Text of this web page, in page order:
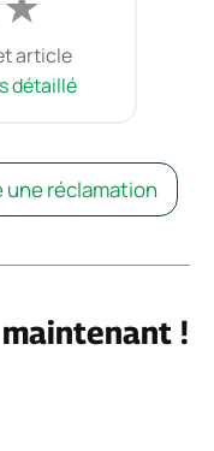
article
détaillé
une réclamation
!